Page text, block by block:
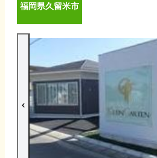
福岡県久留米市